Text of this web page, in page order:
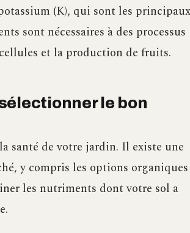
(K), qui sont les principaux
sont nécessaires à des processus
et la production de fruits.
le bon
santé de votre jardin. Il existe une
y compris les options
les nutriments dont votre sol a